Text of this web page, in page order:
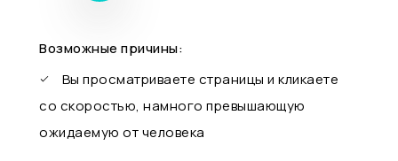
Возможные причины:
Вы просматриваете страницы и кликаете
со скоростью, намного превышающую
ожидаемую от человека